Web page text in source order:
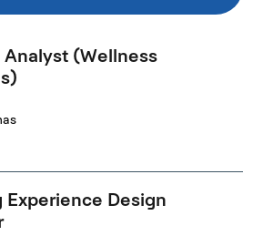
(Wellness
Experience Design